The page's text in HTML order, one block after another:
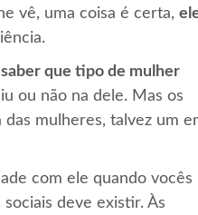
vê, uma coisa é certa,
que tipo de mulher
ou não na dele. Mas os
mulheres, talvez um
com ele quando vocês
deve existir. Às